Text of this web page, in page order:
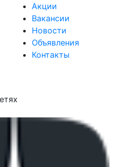
Акции
Вакансии
Новости
Объявления
Контакты